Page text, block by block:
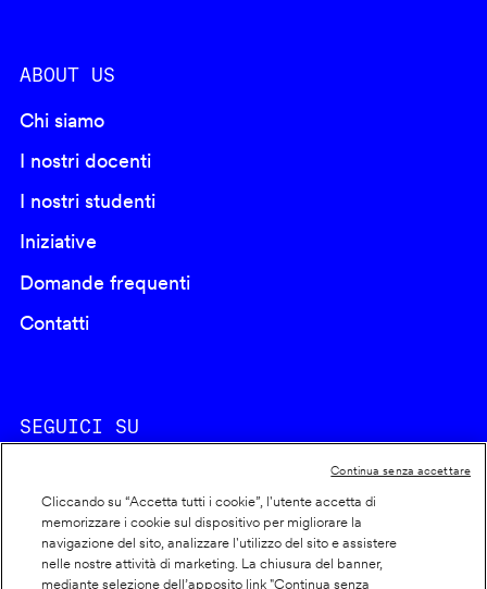
ABOUT US
Chi siamo
I nostri docenti
I nostri studenti
Iniziative
Domande frequenti
Contatti
SEGUICI SU
Cookie policy
Cliccando su “Accetta tutti i cookie”, l'utente accetta di
memorizzare i cookie sul dispositivo per migliorare la
navigazione del sito, analizzare l'utilizzo del sito e assistere
nelle nostre attività di marketing. La chiusura del banner,
mediante selezione dell’apposito link "Continua senza
Continua senza accettare